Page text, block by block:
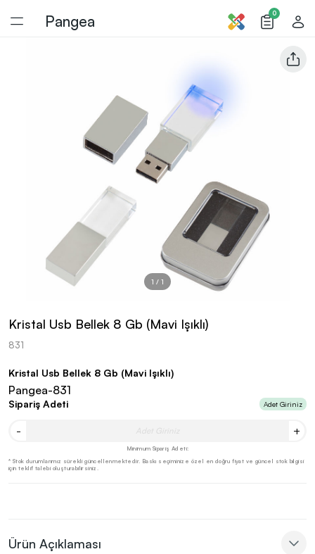
Pangea 0
Kristal Usb Bellek 8 Gb (Mavi Işıklı)
831
1 / 1
Kristal Usb Bellek 8 Gb (Mavi Işıklı)
Pangea-831
Sipariş Adeti Adet Giriniz
- +
Minimum Sipariş Adeti:
* Stok durumlarımız sürekli güncellenmektedir. Baskı seçiminize özel en doğru fiyat ve güncel stok bilgisi
için teklif talebi oluşturabilirsiniz.
Ürün Açıklaması